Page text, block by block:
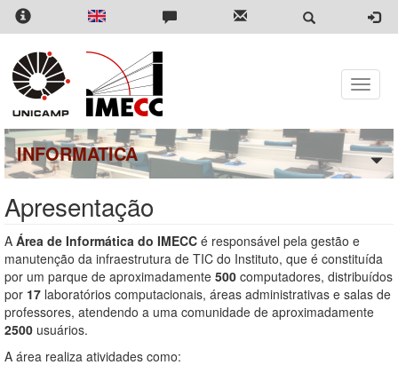
Pular
para
conteúdo
principal
Toggle
INFORMATICA
Apresentação
A Área de Informática do IMECC é responsável pela gestão e
manutenção da infraestrutura de TIC do Instituto, que é constituída
por um parque de aproximadamente 500 computadores, distribuídos
por 17 laboratórios computacionais, áreas administrativas e salas de
professores, atendendo a uma comunidade de aproximadamente
2500 usuários.
A área realiza atividades como: